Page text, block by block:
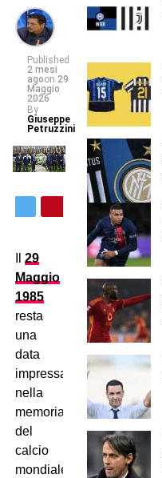
Published
2 mesi
agoon 29
Maggio
2026
By
Giuseppe
Petruzzini
29
Maggio
1985
resta
una
data
impressa
nella
memoria
del
calcio
mondiale